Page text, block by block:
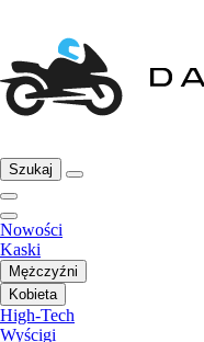
Szukaj
Nowości
Kaski
Mężczyźni
Kobieta
High-Tech
Wyścigi